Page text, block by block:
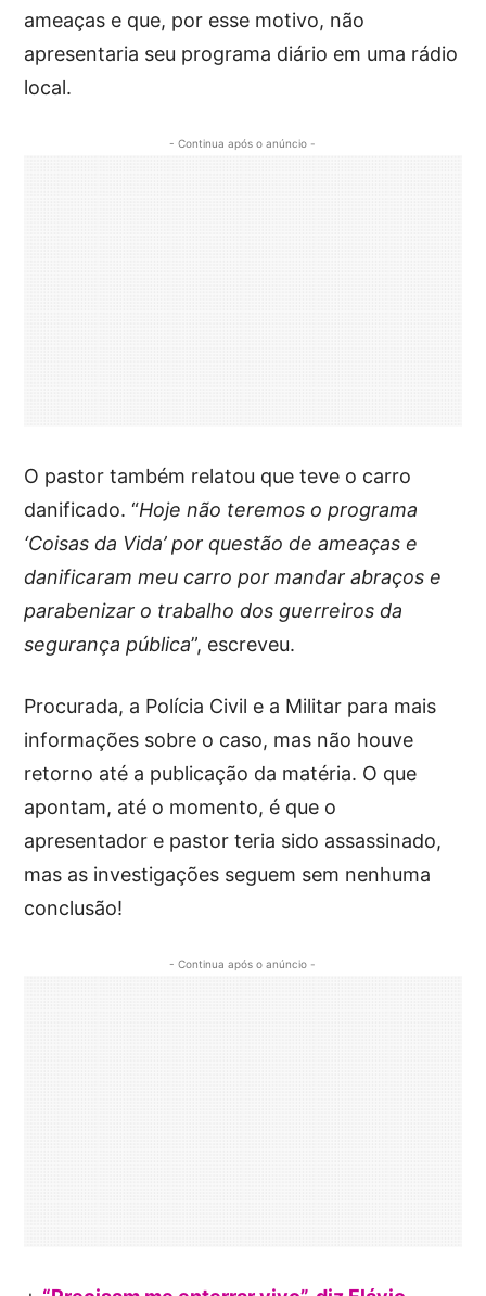
ameaças e que, por esse motivo, não
apresentaria seu programa diário em uma rádio
local.
- Continua após o anúncio -
O pastor também relatou que teve o carro
danificado. “Hoje não teremos o programa
‘Coisas da Vida’ por questão de ameaças e
danificaram meu carro por mandar abraços e
parabenizar o trabalho dos guerreiros da
segurança pública”, escreveu.
Procurada, a Polícia Civil e a Militar para mais
informações sobre o caso, mas não houve
retorno até a publicação da matéria. O que
apontam, até o momento, é que o
apresentador e pastor teria sido assassinado,
mas as investigações seguem sem nenhuma
conclusão!
- Continua após o anúncio -